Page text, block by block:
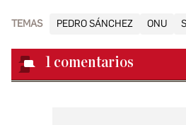
TEMAS PEDRO SÁNCHEZ ONU
1 comentarios